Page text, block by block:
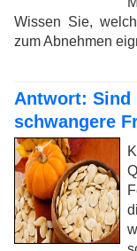
Wissen Sie,
zum Abnehmen
Antwort: Sind
schwangere